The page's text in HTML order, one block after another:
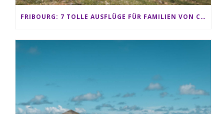
FRIBOURG: 7 TOLLE AUSFLÜGE FÜR FAMILIEN VON CHARMEY BIS LES PACCOTS